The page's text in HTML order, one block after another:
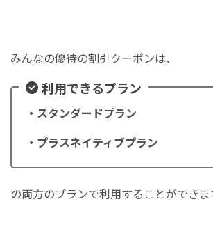
みんなの優待の割引クーポンは、
利用できるプラン
・スタンダードプラン
・プラスネイティブプラン
の両方のプランで利用することができま